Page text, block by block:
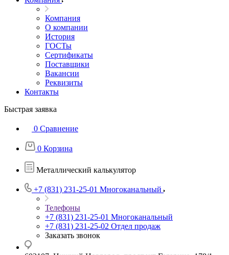
Компания
О компании
История
ГОСТы
Сертификаты
Поставщики
Вакансии
Реквизиты
Контакты
Быстрая заявка
0 Сравнение
0 Корзина
Металлический калькулятор
+7 (831) 231-25-01 Многоканальный
Телефоны
+7 (831) 231-25-01 Многоканальный
+7 (831) 231-25-02 Отдел продаж
Заказать звонок